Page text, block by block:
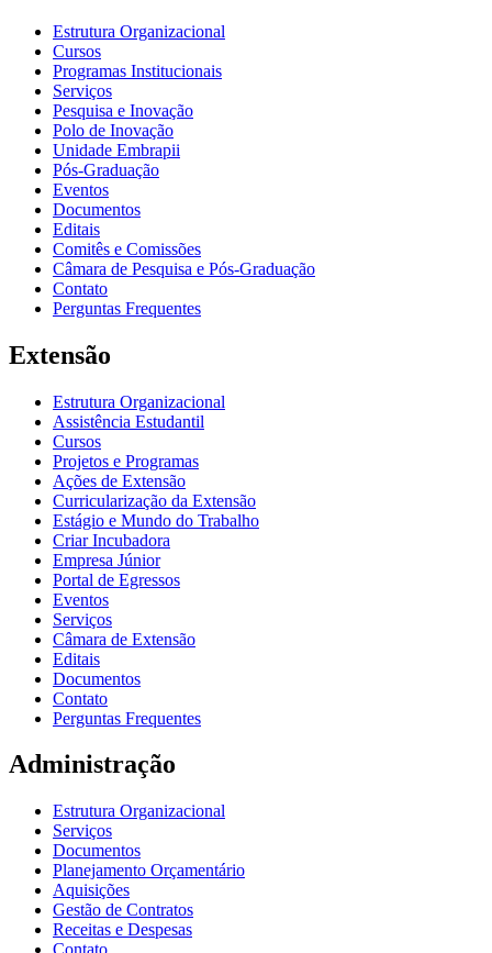
Estrutura Organizacional
Cursos
Programas Institucionais
Serviços
Pesquisa e Inovação
Polo de Inovação
Unidade Embrapii
Pós-Graduação
Eventos
Documentos
Editais
Comitês e Comissões
Câmara de Pesquisa e Pós-Graduação
Contato
Perguntas Frequentes
Extensão
Estrutura Organizacional
Assistência Estudantil
Cursos
Projetos e Programas
Ações de Extensão
Curricularização da Extensão
Estágio e Mundo do Trabalho
Criar Incubadora
Empresa Júnior
Portal de Egressos
Eventos
Serviços
Câmara de Extensão
Editais
Documentos
Contato
Perguntas Frequentes
Administração
Estrutura Organizacional
Serviços
Documentos
Planejamento Orçamentário
Aquisições
Gestão de Contratos
Receitas e Despesas